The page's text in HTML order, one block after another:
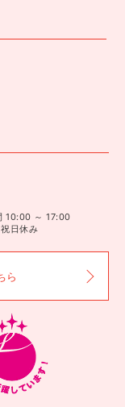
10:00 ～ 17:00
日休み
ら